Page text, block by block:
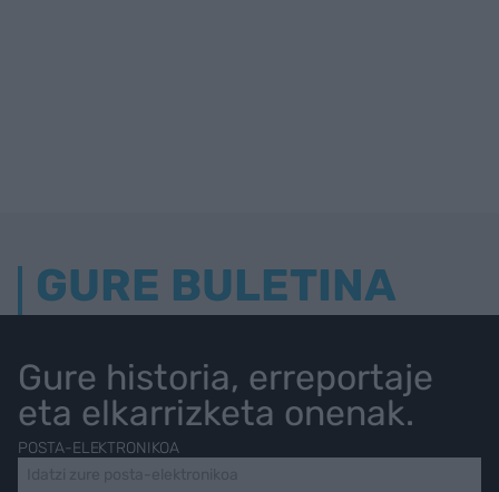
GURE BULETINA
Gure historia, erreportaje
eta elkarrizketa onenak.
POSTA-ELEKTRONIKOA